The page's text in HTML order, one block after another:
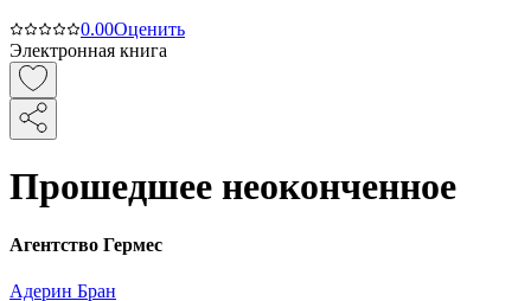
0.00Оценить
Электронная книга
Прошедшее неоконченное
Агентство Гермес
Адерин Бран